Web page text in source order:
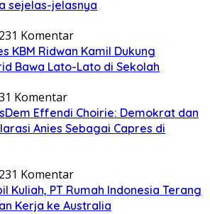
sejelas-jelasnya
1 Komentar
KBM Ridwan Kamil Dukung
Bawa Lato-Lato di Sekolah
1 Komentar
Effendi Choirie: Demokrat dan
Anies Sebagai Capres di
1 Komentar
Kuliah, PT Rumah Indonesia Terang
Kerja ke Australia